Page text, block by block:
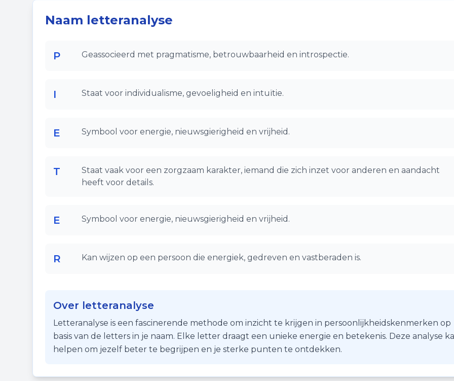
Naam letteranalyse
P Geassocieerd met pragmatisme, betrouwbaarheid en introspectie.
I Staat voor individualisme, gevoeligheid en intuïtie.
E Symbool voor energie, nieuwsgierigheid en vrijheid.
T
Staat vaak voor een zorgzaam karakter, iemand die zich inzet voor anderen en aandacht
heeft voor details.
E Symbool voor energie, nieuwsgierigheid en vrijheid.
R Kan wijzen op een persoon die energiek, gedreven en vastberaden is.
Over letteranalyse
Letteranalyse is een fascinerende methode om inzicht te krijgen in persoonlijkheidskenmerken op
basis van de letters in je naam. Elke letter draagt een unieke energie en betekenis. Deze analyse
helpen om jezelf beter te begrijpen en je sterke punten te ontdekken.